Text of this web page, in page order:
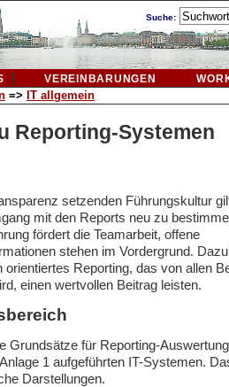
Suche:
VEREINBARUNGEN
=> IT allgemein
Reporting-Systemen
setzenden Führungskultur
mit den Reports neu zu
fördert die Teamarbeit, offene
stehen im Vordergrund.
Reporting, das von allen
einen wertvollen Beitrag leisten.
Grundsätze für Reporting-
1 aufgeführten IT-Systemen.
Darstellungen.